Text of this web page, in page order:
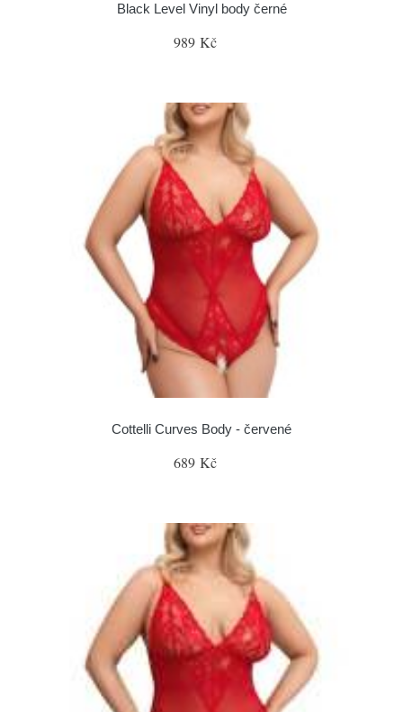
Black Level Vinyl body černé
989 Kč
Cottelli Curves Body - červené
689 Kč